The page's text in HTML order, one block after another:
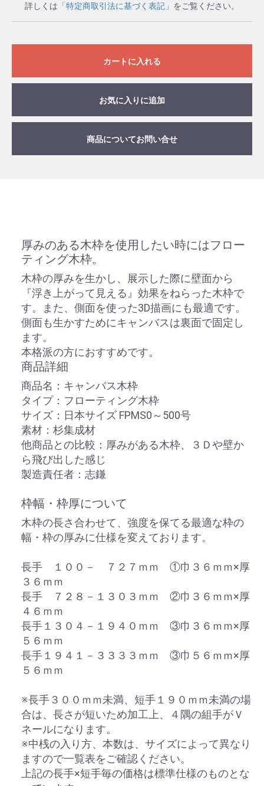
詳しくは 「特定商取引法に基づく表記」 をご覧ください。
カートに入れる
お気に入りに追加
商品についてお問い合せ
厚みのある木枠を使用したい時にはフロー
ティング木枠。
木枠の厚みを生かし、展示した際に壁面から
『浮き上がって見える』効果をねらった木枠で
す。また、側面を使った3D描画にも最適です。
側面も生かすためにキャンバスは裏面で固定し
ます。
本格派の方におすすめです。
商品詳細
商品名：キャンバス木枠
タイプ：フローティング木枠
サイズ：日本サイズ FPMS0～500号
素材：杉集成材
他商品との比較：厚みがある木枠、３Ｄや壁か
ら飛び出した感じ
製造責任者：志鎌
枠幅・枠厚について
木枠の長さ合わせて、強度を保てる最適な枠の
幅・枠の厚みに仕様を変えております。
長手 １００－ ７２７ｍｍ ①巾３６ｍｍ×厚
３６ｍｍ
長手 ７２８－１３０３ｍｍ ②巾３６ｍｍ×厚
４６ｍｍ
長手１３０４－１９４０ｍｍ ③巾３６ｍｍ×厚
５６ｍｍ
長手１９４１－３３３３ｍｍ ③巾５６ｍｍ×厚
５６ｍｍ
※長手３００ｍｍ未満、短手１９０ｍｍ未満の場
合は、長さが短いため加工上、４隅の組手がＶ
ネールになります。
※中桟の入り方、本数は、サイズによって異なり
ますので一覧表をご確認ください。
上記の長手×短手毎の価格は標準仕様のものとな